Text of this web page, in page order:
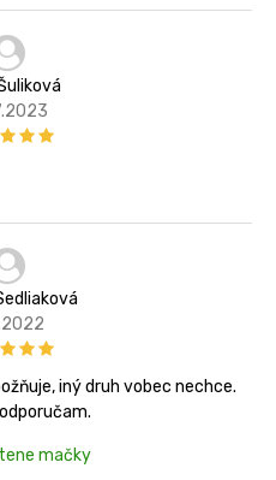
iný druh vobec nechce.
mačky